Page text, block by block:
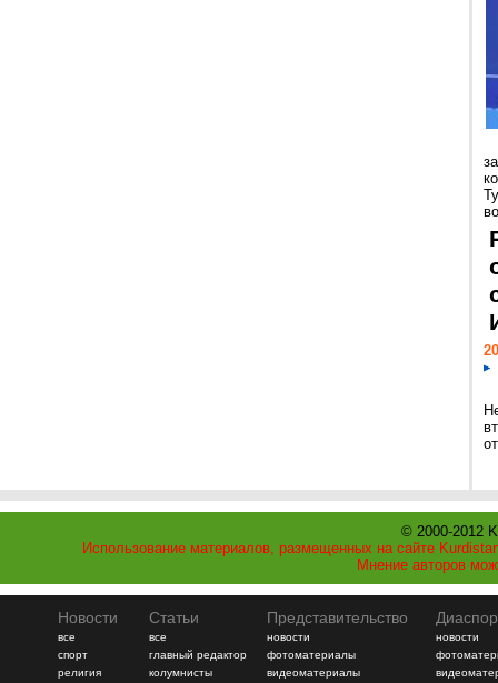
© 2000-2012
Использование материалов, размещенных на сайте
Мнение авторов
Новости
все
спорт
религия
Статьи
все
главный редактор
колумнисты
Представительство
новости
фотоматериалы
видеоматериалы
новости